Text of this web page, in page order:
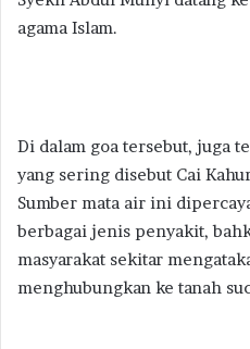
agama Islam.
Di dalam goa tersebut, juga
yang sering disebut Cai
Sumber mata air ini
berbagai jenis penyakit,
masyarakat sekitar
menghubungkan ke tanah